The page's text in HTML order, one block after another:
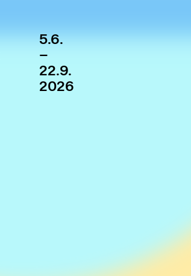
5.6.
–
22.9.
2026